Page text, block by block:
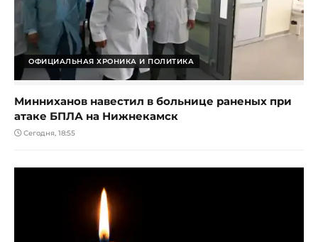
ОФИЦИАЛЬНАЯ ХРОНИКА И ПОЛИТИКА
Минниханов навестил в больнице раненых при
атаке БПЛА на Нижнекамск
Сегодня, 18:55